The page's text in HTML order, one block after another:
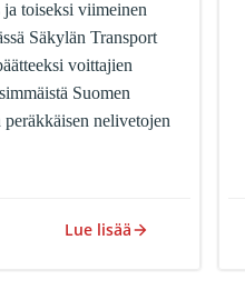
toiseksi viimeinen
Säkylän Transport
voittajien
Suomen
nelivetojen
Lue lisää